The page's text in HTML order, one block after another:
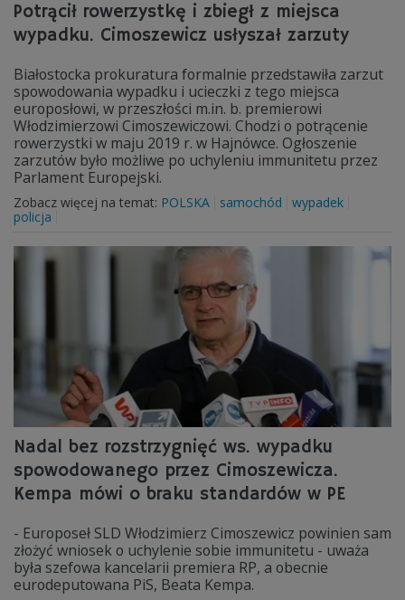
Potrącił rowerzystkę i zbiegł z miejsca
wypadku. Cimoszewicz usłyszał zarzuty
Białostocka prokuratura formalnie przedstawiła zarzut
spowodowania wypadku i ucieczki z tego miejsca
europosłowi, w przeszłości m.in. b. premierowi
Włodzimierzowi Cimoszewiczowi. Chodzi o potrącenie
rowerzystki w maju 2019 r. w Hajnówce. Ogłoszenie
zarzutów było możliwe po uchyleniu immunitetu przez
Parlament Europejski.
Zobacz więcej na temat: POLSKA samochód
wypadek
policja
Nadal bez rozstrzygnięć ws. wypadku
spowodowanego przez Cimoszewicza.
Kempa mówi o braku standardów w PE
- Europoseł SLD Włodzimierz Cimoszewicz powinien sam
złożyć wniosek o uchylenie sobie immunitetu - uważa
była szefowa kancelarii premiera RP, a obecnie
eurodeputowana PiS, Beata Kempa.